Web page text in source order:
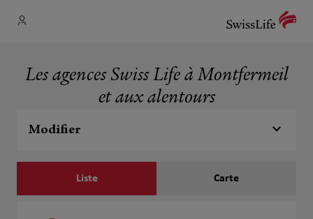
Les agences Swiss Life à Montfermeil
et aux alentours
Modifier
Liste Carte